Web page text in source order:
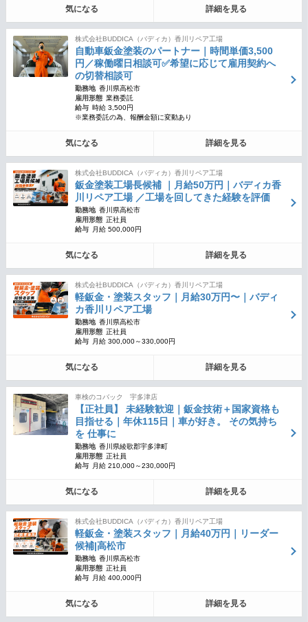
気になる 詳細を見る
株式会社BUDDICA（バディカ）香川リペア工場
自動車鈑金塗装のパートナー｜時間単価3,500
円／稼働曜日相談可✅希望に応じて雇用契約へ
の切替相談可
勤務地 香川県高松市
雇用形態 業務委託
給与 時給 3,500円
※業務委託の為、報酬金額に変動あり
気になる 詳細を見る
株式会社BUDDICA（バディカ）香川リペア工場
鈑金塗装工場長候補 ｜月給50万円｜バディカ香
川リペア工場 ／工場を回してきた経験を評価
勤務地 香川県高松市
雇用形態 正社員
給与
月給 500,000円
気になる 詳細を見る
株式会社BUDDICA（バディカ）香川リペア工場
軽鈑金・塗装スタッフ｜月給30万円〜｜バディ
カ香川リペア工場
勤務地 香川県高松市
雇用形態 正社員
給与
月給 300,000～330,000円
気になる 詳細を見る
車検のコバック 宇多津店
【正社員】 未経験歓迎｜鈑金技術＋国家資格も
目指せる｜年休115日｜車が好き。 その気持ち
を 仕事に
勤務地 香川県綾歌郡宇多津町
雇用形態 正社員
給与
月給 210,000～230,000円
気になる 詳細を見る
株式会社BUDDICA（バディカ）香川リペア工場
軽鈑金・塗装スタッフ｜月給40万円｜リーダー
候補|高松市
勤務地 香川県高松市
雇用形態 正社員
給与
月給 400,000円
気になる 詳細を見る